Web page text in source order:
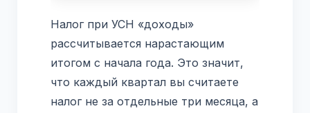
Налог при УСН «доходы»
рассчитывается нарастающим
итогом с начала года. Это значит,
что каждый квартал вы считаете
налог не за отдельные три месяца, а